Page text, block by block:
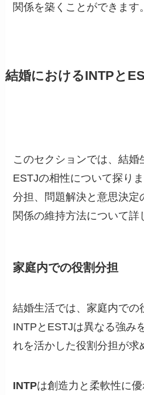
関係を築くことができます。
結婚におけるINTPと
このセクションでは、結婚
ESTJの相性について探り
分担、問題解決と意思決定
関係の維持方法について詳
家庭内での役割分担
結婚生活では、家庭内での
INTPとESTJは異なる強み
れを活かした役割分担が求
INTPは創造力と柔軟性に